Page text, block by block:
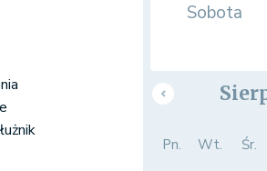
Sobota
Pn. Wt. Śr.